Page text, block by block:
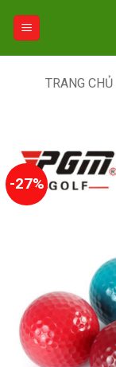
TRANG CHỦ
-27%